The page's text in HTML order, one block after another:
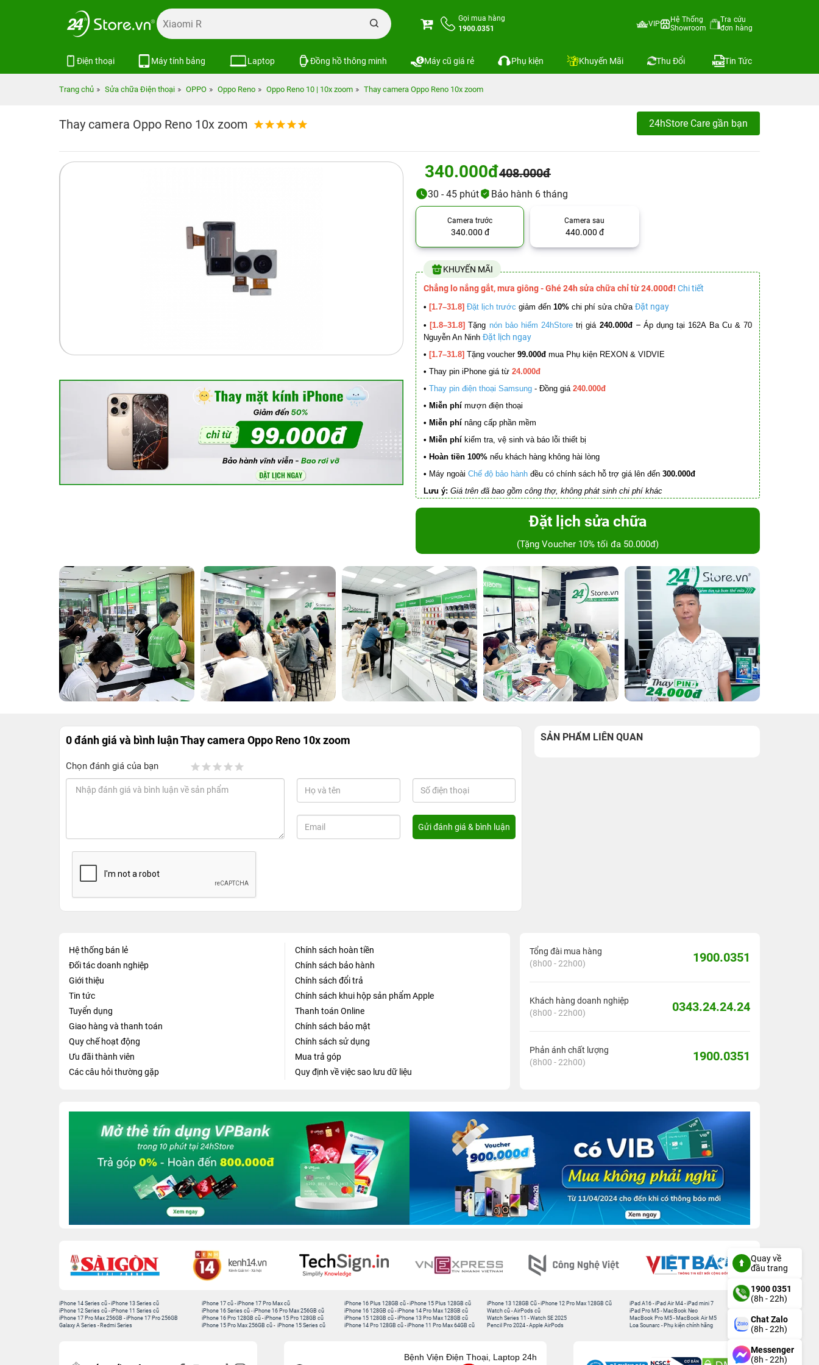
Gọi mua hàng
1900.0351
VIP
Hệ Thống
Showroom
Tra cứu
đơn hàng
Điện thoại Máy tính bảng Laptop Đồng hồ thông minh Máy cũ giá rẻ Phụ kiện Khuyến Mãi Thu Đổi Tin Tức
Trang chủ Sửa chữa Điện thoại OPPO Oppo Reno Oppo Reno 10 | 10x zoom Thay camera Oppo Reno 10x zoom
Thay camera Oppo Reno 10x zoom 24hStore Care gần bạn
340.000đ408.000đ
30 - 45 phút Bảo hành 6 tháng
Camera trước
340.000 đ
Camera sau
440.000 đ
KHUYẾN MÃI
Chẳng lo nắng gắt, mưa giông - Ghé 24h sửa chữa chỉ từ 24.000đ! Chi tiết
• [1.7–31.8] Đặt lịch trước giảm đến 10% chi phí sửa chữa Đặt ngay
• [1.8–31.8] Tặng nón bảo hiểm 24hStore trị giá 240.000đ – Áp dụng tại 162A Ba Cu & 70
Nguyễn An Ninh Đặt lịch ngay
• [1.7–31.8] Tặng voucher 99.000đ mua Phụ kiện REXON & VIDVIE
• Thay pin iPhone giá từ 24.000đ
• Thay pin điện thoại Samsung - Đồng giá 240.000đ
• Miễn phí mượn điện thoại
• Miễn phí nâng cấp phần mềm
• Miễn phí kiểm tra, vệ sinh và báo lỗi thiết bị
• Hoàn tiền 100% nếu khách hàng không hài lòng
• Máy ngoài Chế độ bảo hành đều có chính sách hỗ trợ giá lên đến 300.000đ
Lưu ý: Giá trên đã bao gồm công thợ, không phát sinh chi phí khác
Đặt lịch sửa chữa
(Tặng Voucher 10% tối đa 50.000đ)
0 đánh giá và bình luậnThay camera Oppo Reno 10x zoom
Chọn đánh giá của bạn
SẢN PHẨM LIÊN QUAN
Hệ thống bán lẻ
Đối tác doanh nghiệp
Giới thiệu
Tin tức
Tuyển dụng
Giao hàng và thanh toán
Quy chế hoạt động
Ưu đãi thành viên
Các câu hỏi thường gặp
Chính sách hoàn tiền
Chính sách bảo hành
Chính sách đổi trả
Chính sách khui hộp sản phẩm Apple
Thanh toán Online
Chính sách bảo mật
Chính sách sử dụng
Mua trả góp
Quy định về việc sao lưu dữ liệu
Tổng đài mua hàng
(8h00 - 22h00)
1900.0351
Khách hàng doanh nghiệp
(8h00 - 22h00)
0343.24.24.24
Phản ánh chất lượng
(8h00 - 22h00)
1900.0351
iPhone 14 Series cũ -iPhone 13 Series cũ
iPhone 12 Series cũ -iPhone 11 Series cũ
iPhone 17 Pro Max 256GB -iPhone 17 Pro 256GB
Galaxy A Series - Redmi Series
iPhone 17 cũ -iPhone 17 Pro Max cũ
iPhone 16 Series cũ - iPhone 16 Pro Max 256GB cũ
iPhone 16 Pro 128GB cũ -iPhone 15 Pro 128GB cũ
iPhone 15 Pro Max 256GB cũ - iPhone 15 Series cũ
iPhone 16 Plus 128GB cũ -iPhone 15 Plus 128GB cũ
iPhone 16 128GB cũ -iPhone 14 Pro Max 128GB cũ
iPhone 15 128GB cũ -iPhone 13 Pro Max 128GB cũ
iPhone 14 Pro 128GB cũ -iPhone 11 Pro Max 64GB cũ
iPhone 13 128GB Cũ -iPhone 12 Pro Max 128GB Cũ
Watch cũ -AirPods cũ
Watch Series 11 -Watch SE 2025
Pencil Pro 2024 -Apple AirPods
iPad A16 -iPad Air M4 -iPad mini 7
iPad Pro M5 - MacBook Neo
MacBook Pro M5 - MacBook Air M5
Loa Sounarc - Phụ kiện chính hãng
Bệnh Viện Điện Thoại, Laptop 24h
Quay về
đầu trang
1900 0351
(8h - 22h)
Chat Zalo
(8h - 22h)
Messenger
(8h - 22h)